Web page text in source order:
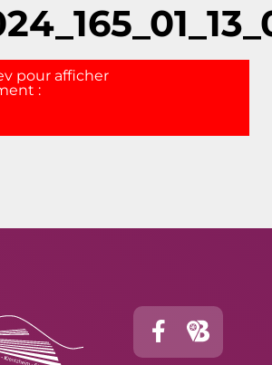
pour afficher
: